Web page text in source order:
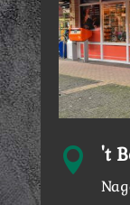
 't